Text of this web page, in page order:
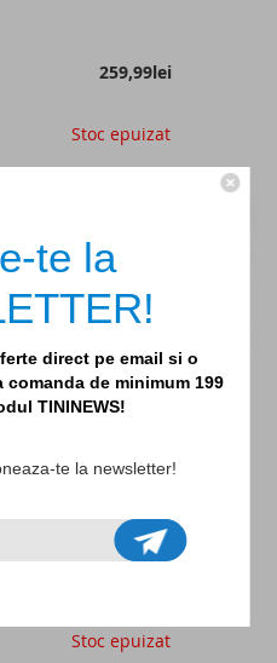
te la
direct pe email si o
comanda de minimum 199
TININEWS!
te la newsletter!
259,99lei
Stoc epuizat
DE
ADAUGATI
Destiny's Bounty (71705)
Stoc epuizat